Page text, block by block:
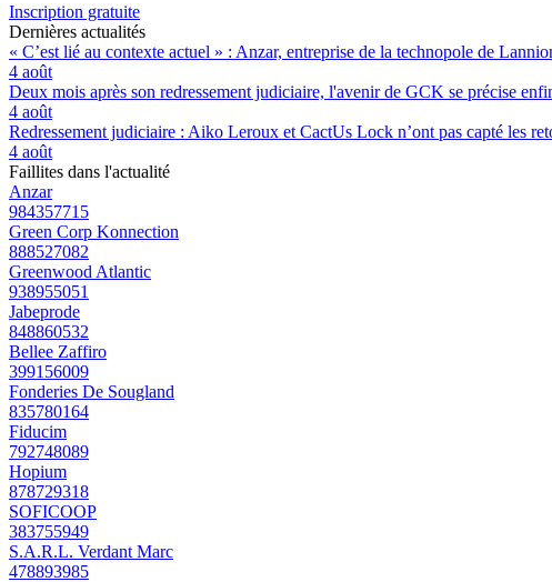
Inscription gratuite
Dernières actualités
« C’est lié au contexte actuel » : Anzar, entreprise de la technopole de
4 août
Deux mois après son redressement judiciaire, l'avenir de GCK se précise
4 août
Redressement judiciaire : Aiko Leroux et CactUs Lock n’ont pas capté les
4 août
Faillites dans l'actualité
Anzar
984357715
Green Corp Konnection
888527082
Greenwood Atlantic
938955051
Jabeprode
848860532
Bellee Zaffiro
399156009
Fonderies De Sougland
835780164
Fiducim
792748089
Hopium
878729318
SOFICOOP
383755949
S.A.R.L. Verdant Marc
478893985